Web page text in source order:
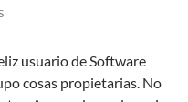
usuario de Software
cosas propietarias. No